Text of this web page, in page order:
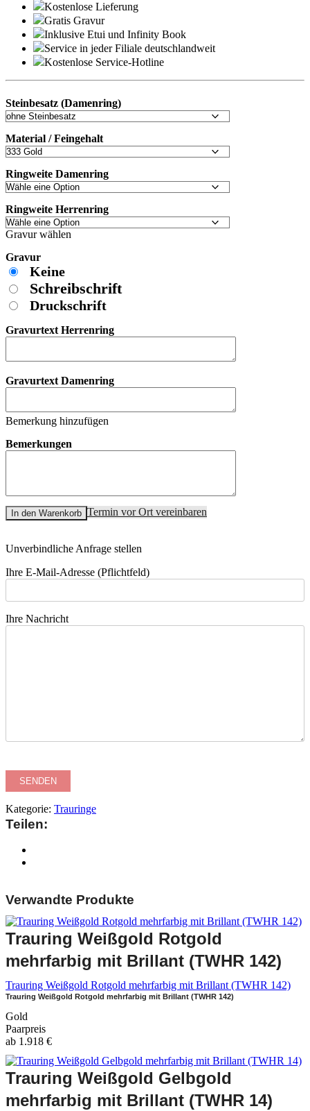
Kostenlose Lieferung
Gratis Gravur
Inklusive Etui und Infinity Book
Service in jeder Filiale deutschlandweit
Kostenlose Service-Hotline
Steinbesatz (Damenring)
Material / Feingehalt
Ringweite Damenring
Ringweite Herrenring
Gravur wählen
Gravur
Keine
Schreibschrift
Druckschrift
Gravurtext Herrenring
Gravurtext Damenring
Bemerkung hinzufügen
Bemerkungen
In den Warenkorb Termin vor Ort vereinbaren
Unverbindliche Anfrage stellen
Ihre E-Mail-Adresse (Pflichtfeld)
Ihre Nachricht
Kategorie: Trauringe
Teilen:
Verwandte Produkte
Trauring Weißgold Rotgold
mehrfarbig mit Brillant (TWHR 142)
Trauring Weißgold Rotgold mehrfarbig mit Brillant (TWHR 142)
Trauring Weißgold Rotgold mehrfarbig mit Brillant (TWHR 142)
Gold
Paarpreis
ab 1.918 €
Trauring Weißgold Gelbgold
mehrfarbig mit Brillant (TWHR 14)